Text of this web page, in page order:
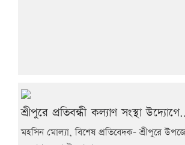
শ্রীপুরে প্রতিবন্ধী কল্যাণ সংস্থা
মহসিন মোল্যা, বিশেষ প্রতিবেদক- শ্রীপুরে